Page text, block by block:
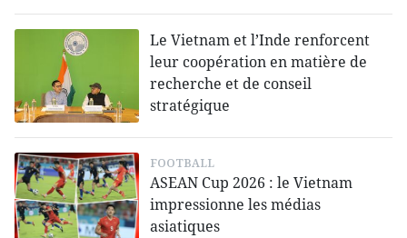
Le Vietnam et l’Inde renforcent
leur coopération en matière de
recherche et de conseil
stratégique
FOOTBALL
ASEAN Cup 2026 : le Vietnam
impressionne les médias
asiatiques